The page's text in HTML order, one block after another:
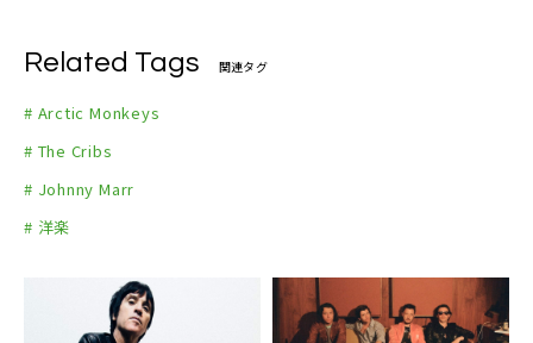
Related Tags 関連タグ
# Arctic Monkeys
# The Cribs
# Johnny Marr
# 洋楽